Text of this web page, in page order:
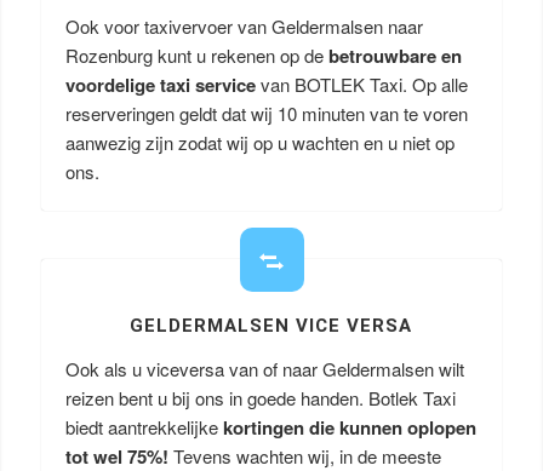
Ook voor taxivervoer van Geldermalsen naar
Rozenburg kunt u rekenen op debetrouwbare en
voordelige taxi servicevan BOTLEK Taxi. Op alle
reserveringen geldt dat wij 10 minuten van te voren
aanwezig zijn zodat wij op u wachten en u niet op
ons.
GELDERMALSEN VICE VERSA
Ook als u viceversa van of naar Geldermalsen wilt
reizen bent u bij ons in goede handen. Botlek Taxi
biedt aantrekkelijkekortingen die kunnen oplopen
tot wel 75%! Tevens wachten wij, in de meeste